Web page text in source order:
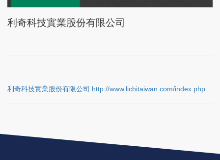
利奇科技實業股份有限公司
利奇科技實業股份有限公司 http://www.lichitaiwan.com/index.php